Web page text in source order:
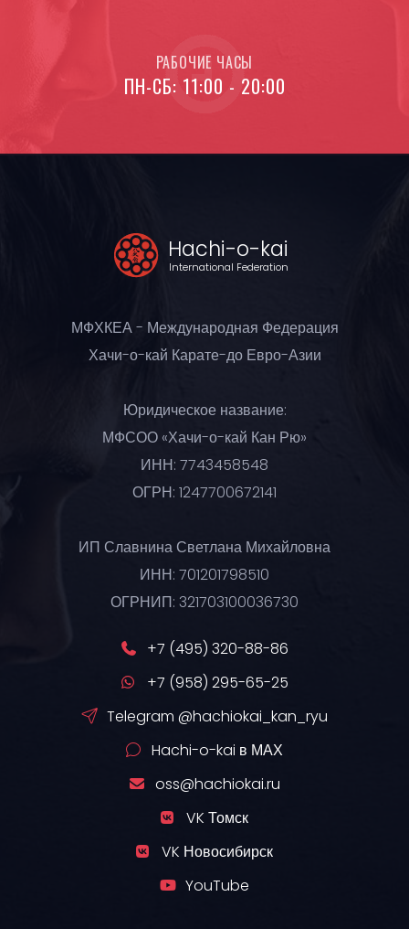
РАБОЧИЕ ЧАСЫ
ПН-СБ: 11:00 - 20:00
Hachi-o-kai
International Federation
МФХКЕА - Международная Федерация
Хачи-о-кай Карате-до Евро-Азии
Юридическое название:
МФСОО «Хачи-о-кай Кан Рю»
ИНН: 7743458548
ОГРН: 1247700672141
ИП Славнина Светлана Михайловна
ИНН: 701201798510
ОГРНИП: 321703100036730
+7 (495) 320-88-86
+7 (958) 295-65-25
Telegram @hachiokai_kan_ryu
Hachi-o-kai в МАХ
oss@hachiokai.ru
VK Томск
VK Новосибирск
YouTube